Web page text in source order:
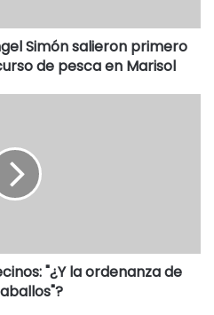
Esteban-
Simón salieron primero
de pesca en Marisol
"¿Y la ordenanza de